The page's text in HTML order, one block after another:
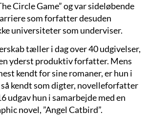
Circle Game” og var sideløbende
som forfatter desuden
universiteter som underviser.
tæller i dag over 40 udgivelser,
yderst produktiv forfatter. Mens
kendt for sine romaner, er hun i
kendt som digter, novelleforfatter
udgav hun i samarbejde med en
novel, ”Angel Catbird”.